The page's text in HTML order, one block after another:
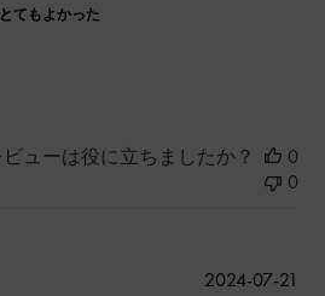
とてもよかった
ューは役に立ちましたか？
0
0
2024-07-21